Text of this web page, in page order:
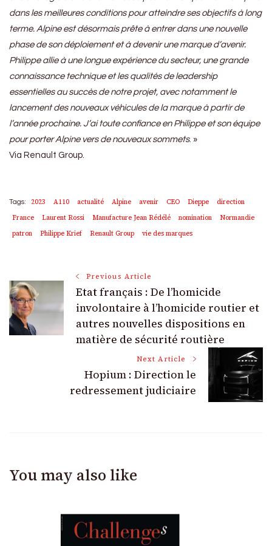
dans les meilleures conditions pour atteindre ses objectifs à long
terme. Alpine est désormais prête à entrer dans une nouvelle
phase de son déploiement et à devenir une marque d’avenir.
Philippe allie à une longue expérience du secteur, une grande
connaissance technique et les qualités de leadership
essentielles au succès de notre projet, avec notamment le
lancement des nouveaux véhicules de la marque à partir de
l’année prochaine. J’ai toute confiance en Philippe et son équipe
pour porter Alpine vers de nouveaux sommets. »
Via Renault Group.
Tags: 2023 A110 actualité Alpine avenir CEO Dieppe
direction
France
Laurent Rossi Manufacture Jean Rédélé nomination
Normandie
patron
Philippe Krief Renault Group vie des marques
Post
Navigation
Previous Article
Etat français : De l’homicide
involontaire à l’homicide routier et
autres nouvelles dispositions en
matière de sécurité routière
Next Article
Hopium : Direction le
redressement judiciaire
You may also like